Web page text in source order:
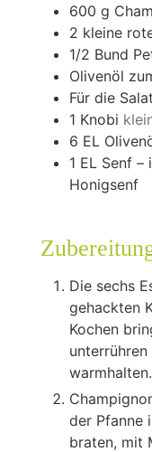
600 g
2 kleine
1/2 Bund
Olivenöl
Für die
1 Knobi
6 EL
1 EL Senf –
Honigsenf
Die sechs
gehackten
Kochen
warmhalten.
der Pfanne
braten, mit